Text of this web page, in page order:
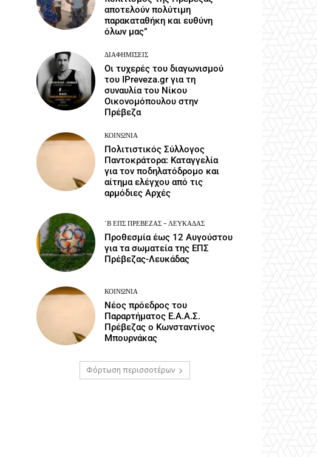
αποτελούν πολύτιμη
παρακαταθήκη και ευθύνη
όλων μας”
ΔΙΑΦΗΜΊΣΕΙΣ
Οι τυχερές του διαγωνισμού
του IPreveza.gr για τη
συναυλία του Νίκου
Οικονομόπουλου στην
Πρέβεζα
ΚΟΙΝΩΝΙΑ
Πολιτιστικός Σύλλογος
Παντοκράτορα: Καταγγελία
για τον ποδηλατόδρομο και
αίτημα ελέγχου από τις
αρμόδιες Αρχές
΄Β ΕΠΣ ΠΡΈΒΕΖΑΣ - ΛΕΥΚΆΔΑΣ
Προθεσμία έως 12 Αυγούστου
για τα σωματεία της ΕΠΣ
Πρέβεζας-Λευκάδας
ΚΟΙΝΩΝΙΑ
Νέος πρόεδρος του
Παραρτήματος Ε.Α.Α.Σ.
Πρέβεζας ο Κωνσταντίνος
Μπουρνάκας
Φόρτωση περισσοτέρων